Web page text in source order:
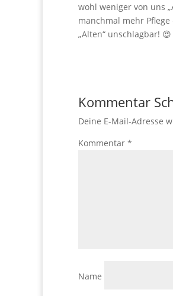
wohl weniger von uns
manchmal mehr
„Alten“ unschlagbar!
Kommentar
Deine E-Mail-Adresse
Kommentar *
Name